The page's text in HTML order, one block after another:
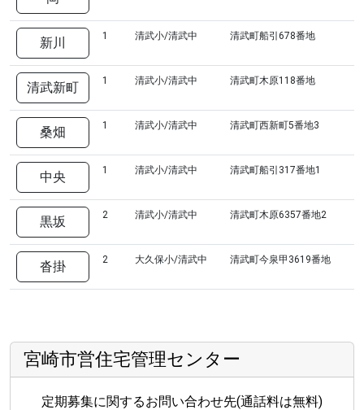
新川 1 清武小/清武中 清武町船引678番地
清武新町 1 清武小/清武中 清武町木原118番地
桑畑 1 清武小/清武中 清武町西新町5番地3
中央 1 清武小/清武中 清武町船引317番地1
黒坂 2 清武小/清武中 清武町木原6357番地2
沓掛 2 大久保小/清武中 清武町今泉甲3619番地
宮崎市営住宅管理センター
定期募集に関するお問い合わせ先(通話料は無料)